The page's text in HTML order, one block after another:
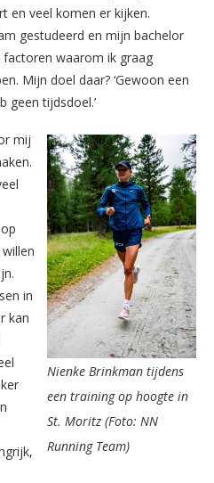
en veel komen er kijken.
gestudeerd en mijn bachelor
factoren waarom ik graag
Mijn doel daar? ‘Gewoon een
geen tijdsdoel.’
Nienke Brinkman tijdens
een training op hoogte in
St. Moritz (Foto: NN
Running Team)
mij
in
kan